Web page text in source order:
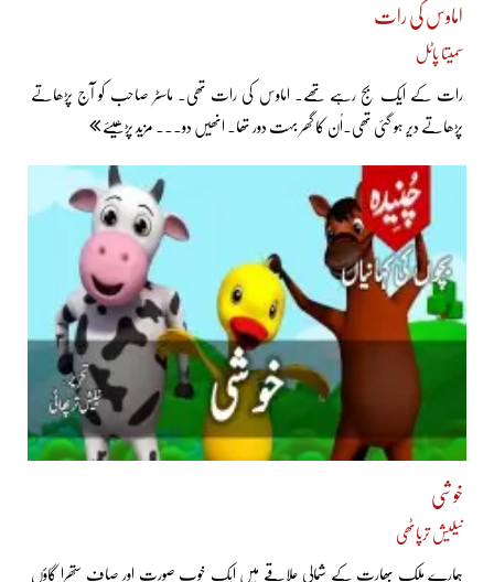
اماوس کی رات
سمیتا پاٹل
رات کے ایک بج رہے تھے۔ اماوس کی رات تھی۔ ماسٹر صاحب کو آج پڑھاتے
پڑھاتے دیر ہو گئی تھی۔اُن کا گھر بہت دور تھا۔ انھیں دو... مزید پڑھیئے
خوشی
نیلیش ترپاٹھی
ہمارے ملک بھارت کے شمالی علاقے میں ایک خوب صورت اور صاف ستھرا گاؤں